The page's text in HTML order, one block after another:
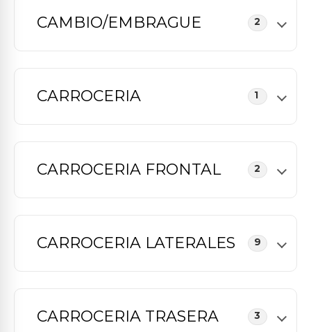
CAMBIO/EMBRAGUE 2
CARROCERIA 1
CARROCERIA FRONTAL 2
CARROCERIA LATERALES 9
CARROCERIA TRASERA 3